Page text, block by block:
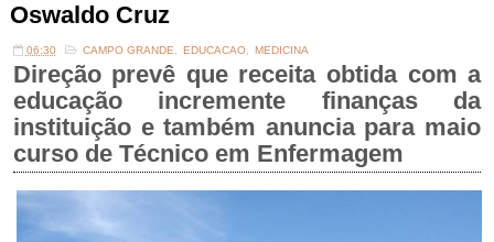
Oswaldo Cruz
06:30 CAMPO GRANDE EDUCACAO, MEDICINA
Direção prevê que receita obtida com a
educação incremente finanças da
instituição e também anuncia para maio
curso de Técnico em Enfermagem